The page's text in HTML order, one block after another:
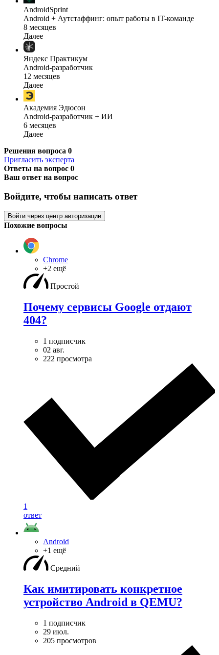
AndroidSprint
Android + Аутстаффинг: опыт работы в IT-команде
8 месяцев
Далее
Яндекс Практикум
Android-разработчик
12 месяцев
Далее
Академия Эдюсон
Android-разработчик + ИИ
6 месяцев
Далее
Решения вопроса 0
Пригласить эксперта
Ответы на вопрос 0
Ваш ответ на вопрос
Войдите, чтобы написать ответ
Войти через центр авторизации
Похожие вопросы
Chrome
+2 ещё
Простой
Почему сервисы Google отдают
404?
1 подписчик
02 авг.
222 просмотра
1
ответ
Android
+1 ещё
Средний
Как имитировать конкретное
устройство Android в QEMU?
1 подписчик
29 июл.
205 просмотров